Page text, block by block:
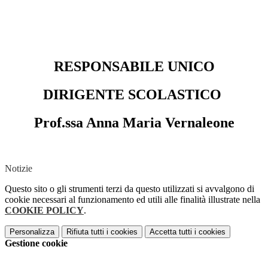
RESPONSABILE UNICO
DIRIGENTE SCOLASTICO
Prof.ssa Anna Maria Vernaleone
Notizie
Questo sito o gli strumenti terzi da questo utilizzati si avvalgono di
cookie necessari al funzionamento ed utili alle finalità illustrate nella
COOKIE POLICY.
Personalizza Rifiuta tutti i cookies Accetta tutti i cookies
Gestione cookie